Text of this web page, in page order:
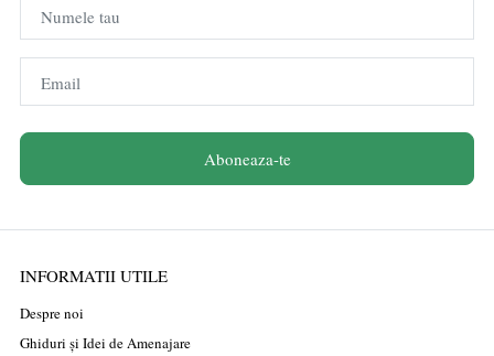
Numele tau
Email
Aboneaza-te
INFORMATII UTILE
Despre noi
Ghiduri și Idei de Amenajare